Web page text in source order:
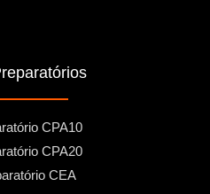
CPA10
CPA20
CEA